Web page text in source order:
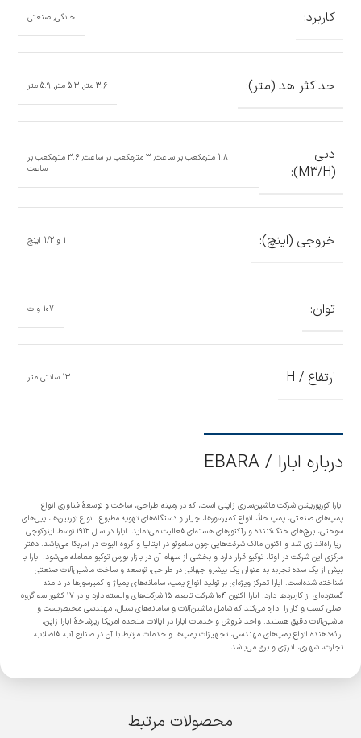
کاربرد: خانگی, صنعتی
حداکثر هد (متر): 3.6 متر, 5.3 متر, 5.9 متر
دبی
(M3/H):
1.8 مترمکعب بر ساعت, 3 مترمکعب بر ساعت, 3.6 مترمکعب بر
ساعت
خروجی (اینچ): 1 و 1/2 اینچ
توان: 107 وات
ارتفاع / H 13 سانتی متر
درباره ابارا / EBARA
ابارا کورپوریشن شرکت ماشین‌سازی ژاپنی است، که در زمینه طراحی، ساخت و توسعهٔ فناوری انواع
پمپ‌های صنعتی، پمپ خلأ، انواع کمپرسورها، چیلر و دستگاه‌های تهویه مطبوع، انواع توربین‌ها، پیل‌های
سوختی، برج‌های خنک‌کننده و رآکتورهای هسته‌ای فعالیت می‌نماید. ابارا در سال ۱۹۱۲ توسط اینوکوچی
آریا راه‌اندازی شد و اکنون مالک شرکت‌هایی چون ساموتو در ایتالیا و گروه الیوت در آمریکا می‌باشد. دفتر
مرکزی این شرکت در اوتا، توکیو قرار دارد و بخشی از سهام آن در بازار بورس توکیو معامله می‌شود. ابارا با
بیش از یک سده تجربه به عنوان یک پیشرو جهانی در طراحی، توسعه و ساخت ماشین‌آلات صنعتی
شناخته شده‌است. ابارا تمرکز ویژه‌ای بر تولید انواع پمپ، سامانه‌های پمپاژ و کمپرسورها در دامنه
گسترده‌ای از کاربردها دارد. ابارا اکنون ۱۰۴ شرکت تابعه، ۱۵ شرکت‌های وابسته دارد و در ۱۷ کشور سه گروه
اصلی کسب و کار را اداره می‌کند که شامل ماشین‌آلات و سامانه‌های سیال، مهندسی محیط‌زیست و
ماشین‌آلات دقیق هستند. واحد فروش و خدمات ابارا در ایالات متحده امریکا زیرشاخهٔ ابارا ژاپن،
ارائه‌دهنده انواع پمپ‌های مهندسی، تجهیزات پمپ‌ها و خدمات مرتبط با آن در صنایع آب، فاضلاب،
تجارت، شهری، انرژی و برق می‌باشد .
محصولات مرتبط